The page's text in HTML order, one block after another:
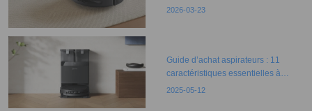
2026-03-23
Guide d’achat aspirateurs : 11
caractéristiques essentielles à
connaître
2025-05-12